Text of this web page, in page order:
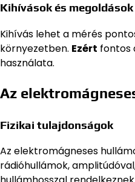
Kihívások és megoldások
Kihívás lehet a mérés
környezetben. Ezért fontos
használata.
Az
Fizikai tulajdonságok
Az elektromágneses
rádióhullámok,